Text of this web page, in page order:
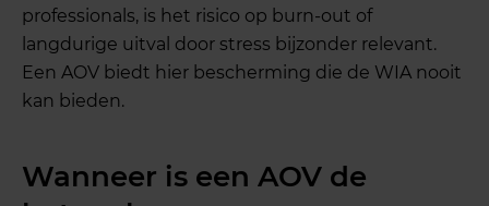
professionals, is het risico op burn-out of
langdurige uitval door stress bijzonder relevant.
Een AOV biedt hier bescherming die de WIA nooit
kan bieden.
Wanneer is een AOV de